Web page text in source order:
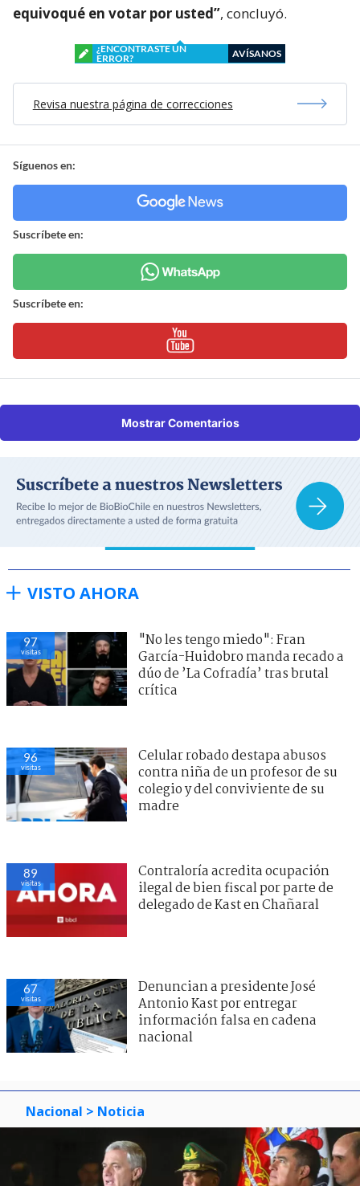
equivoqué en votar por usted”, concluyó.
¿ENCONTRASTE UN
ERROR?
AVÍSANOS
Revisa nuestra página de correcciones
Síguenos en:
Suscríbete en:
Suscríbete en:
Mostrar Comentarios
VISTO AHORA
97
visitas
"No les tengo miedo": Fran
García-Huidobro manda recado a
dúo de ’La Cofradía’ tras brutal
crítica
96
visitas
Celular robado destapa abusos
contra niña de un profesor de su
colegio y del conviviente de su
madre
89
visitas
Contraloría acredita ocupación
ilegal de bien fiscal por parte de
delegado de Kast en Chañaral
67
visitas
Denuncian a presidente José
Antonio Kast por entregar
información falsa en cadena
nacional
Nacional > Noticia